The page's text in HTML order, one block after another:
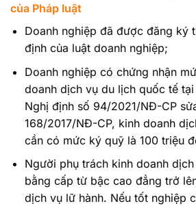
của Pháp luật
Doanh nghiệp đã được đăng ký
định của luật doanh nghiệp;
Doanh nghiệp có chứng nhận
doanh dịch vụ du lịch quốc tế
Nghị định số 94/2021/NĐ-CP
168/2017/NĐ-CP, kinh doanh
cần có mức ký quỹ là 100 triệu
Người phụ trách kinh doanh
bằng cấp từ bậc cao đẳng trở
dịch vụ lữ hành. Nếu tốt nghiệp